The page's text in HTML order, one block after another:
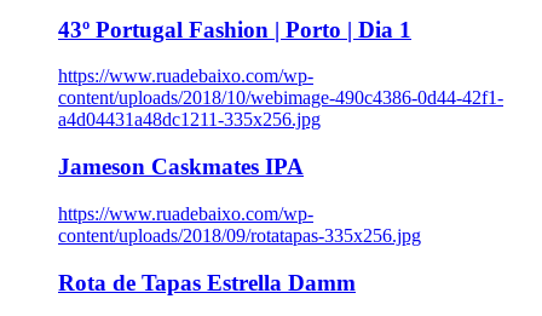
43º Portugal Fashion | Porto | Dia 1
https://www.ruadebaixo.com/wp-
content/uploads/2018/10/webimage-490c4386-0d44-42f1-
a4d04431a48dc1211-335x256.jpg
Jameson Caskmates IPA
https://www.ruadebaixo.com/wp-
content/uploads/2018/09/rotatapas-335x256.jpg
Rota de Tapas Estrella Damm